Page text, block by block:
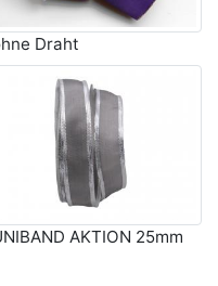
Draht
AKTION 25mm